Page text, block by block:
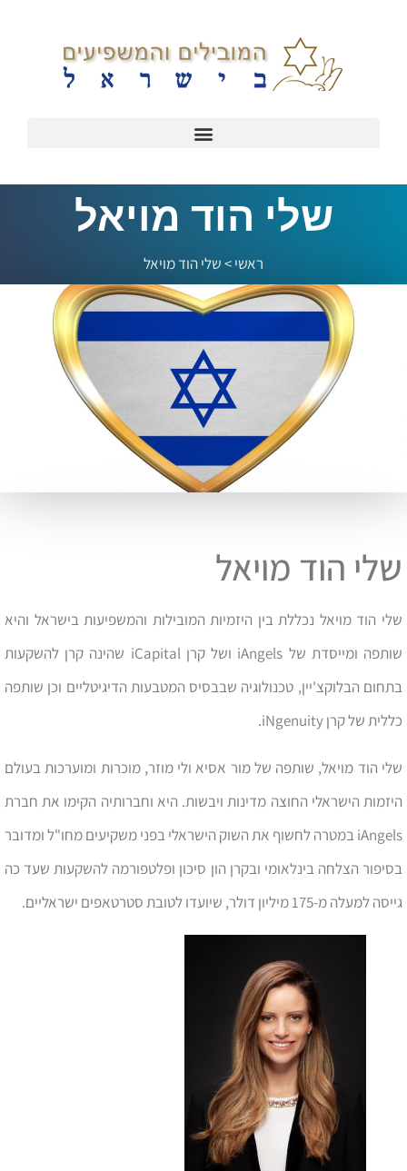
שלי הוד מויאל
ראשי>שלי הוד מויאל
שלי הוד מויאל
שלי הוד מויאל נכללת בין היזמיות המובילות והמשפיעות בישראל והיא
שותפה ומייסדת של iAngels ושל קרן iCapital שהינה קרן להשקעות
בתחום הבלוקצ'יין, טכנולוגיה שבבסיס המטבעות הדיגיטליים וכן שותפה
כללית של קרן iNgenuity.
שלי הוד מויאל, שותפה של מור אסיא ולי מוזר, מוכרות ומוערכות בעולם
היזמות הישראלי החוצה מדינות ויבשות. היא וחברותיה הקימו את חברת
iAngels במטרה לחשוף את השוק הישראלי בפני משקיעים מחו"ל ומדובר
בסיפור הצלחה בינלאומי ובקרן הון סיכון ופלטפורמה להשקעות שעד כה
גייסה למעלה מ-175 מיליון דולר, שיועדו לטובת סטרטאפים ישראליים.